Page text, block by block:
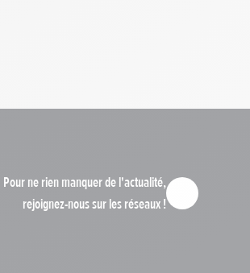
Pour ne rien manquer de l'actualité,
rejoignez-nous sur les réseaux !